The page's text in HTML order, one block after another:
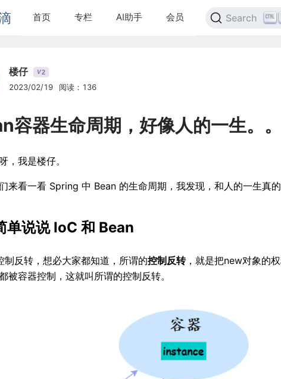
首页 专栏 AI助手 会员 Search
楼仔 V2
2023/02/19 阅读：136
容器生命周期，好像人的一生。。
，我是楼仔。
来看一看 Spring 中 Bean 的生命周期，我发现，和人的一生真的
单说说 IoC 和 Bean
制反转，想必大家都知道，所谓的控制反转，就是把new对象的
被容器控制，这就叫所谓的控制反转。